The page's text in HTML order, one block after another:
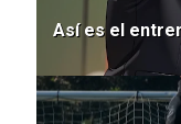
Así es el